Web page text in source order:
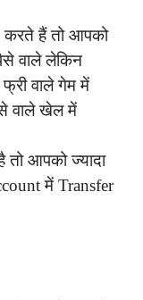
हैं तो आपको
वाले लेकिन
वाले गेम में
वाले खेल में
आपको ज्यादा
में Transfer